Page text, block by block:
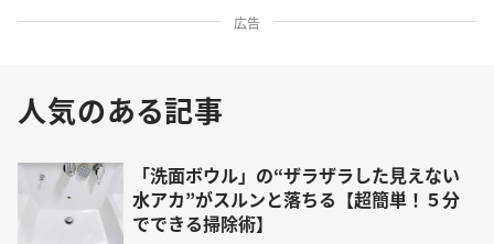
広告
人気のある記事
「洗面ボウル」の“ザラザラした見えない
水アカ”がスルンと落ちる【超簡単！５分
でできる掃除術】